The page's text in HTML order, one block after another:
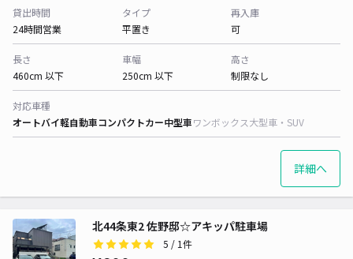
貸出時間
24時間営業
タイプ
平置き
再入庫
可
長さ
460cm 以下
車幅
250cm 以下
高さ
制限なし
対応車種
オートバイ軽自動車コンパクトカー中型車ワンボックス大型車・SUV
詳細へ
北44条東2 佐野邸☆アキッパ駐車場
5 / 1件